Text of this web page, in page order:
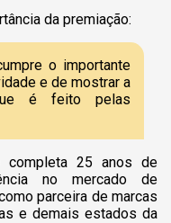
da premiação:
o importante
e de mostrar a
é feito pelas
completa 25 anos de
no mercado de
parceira de marcas
e demais estados da